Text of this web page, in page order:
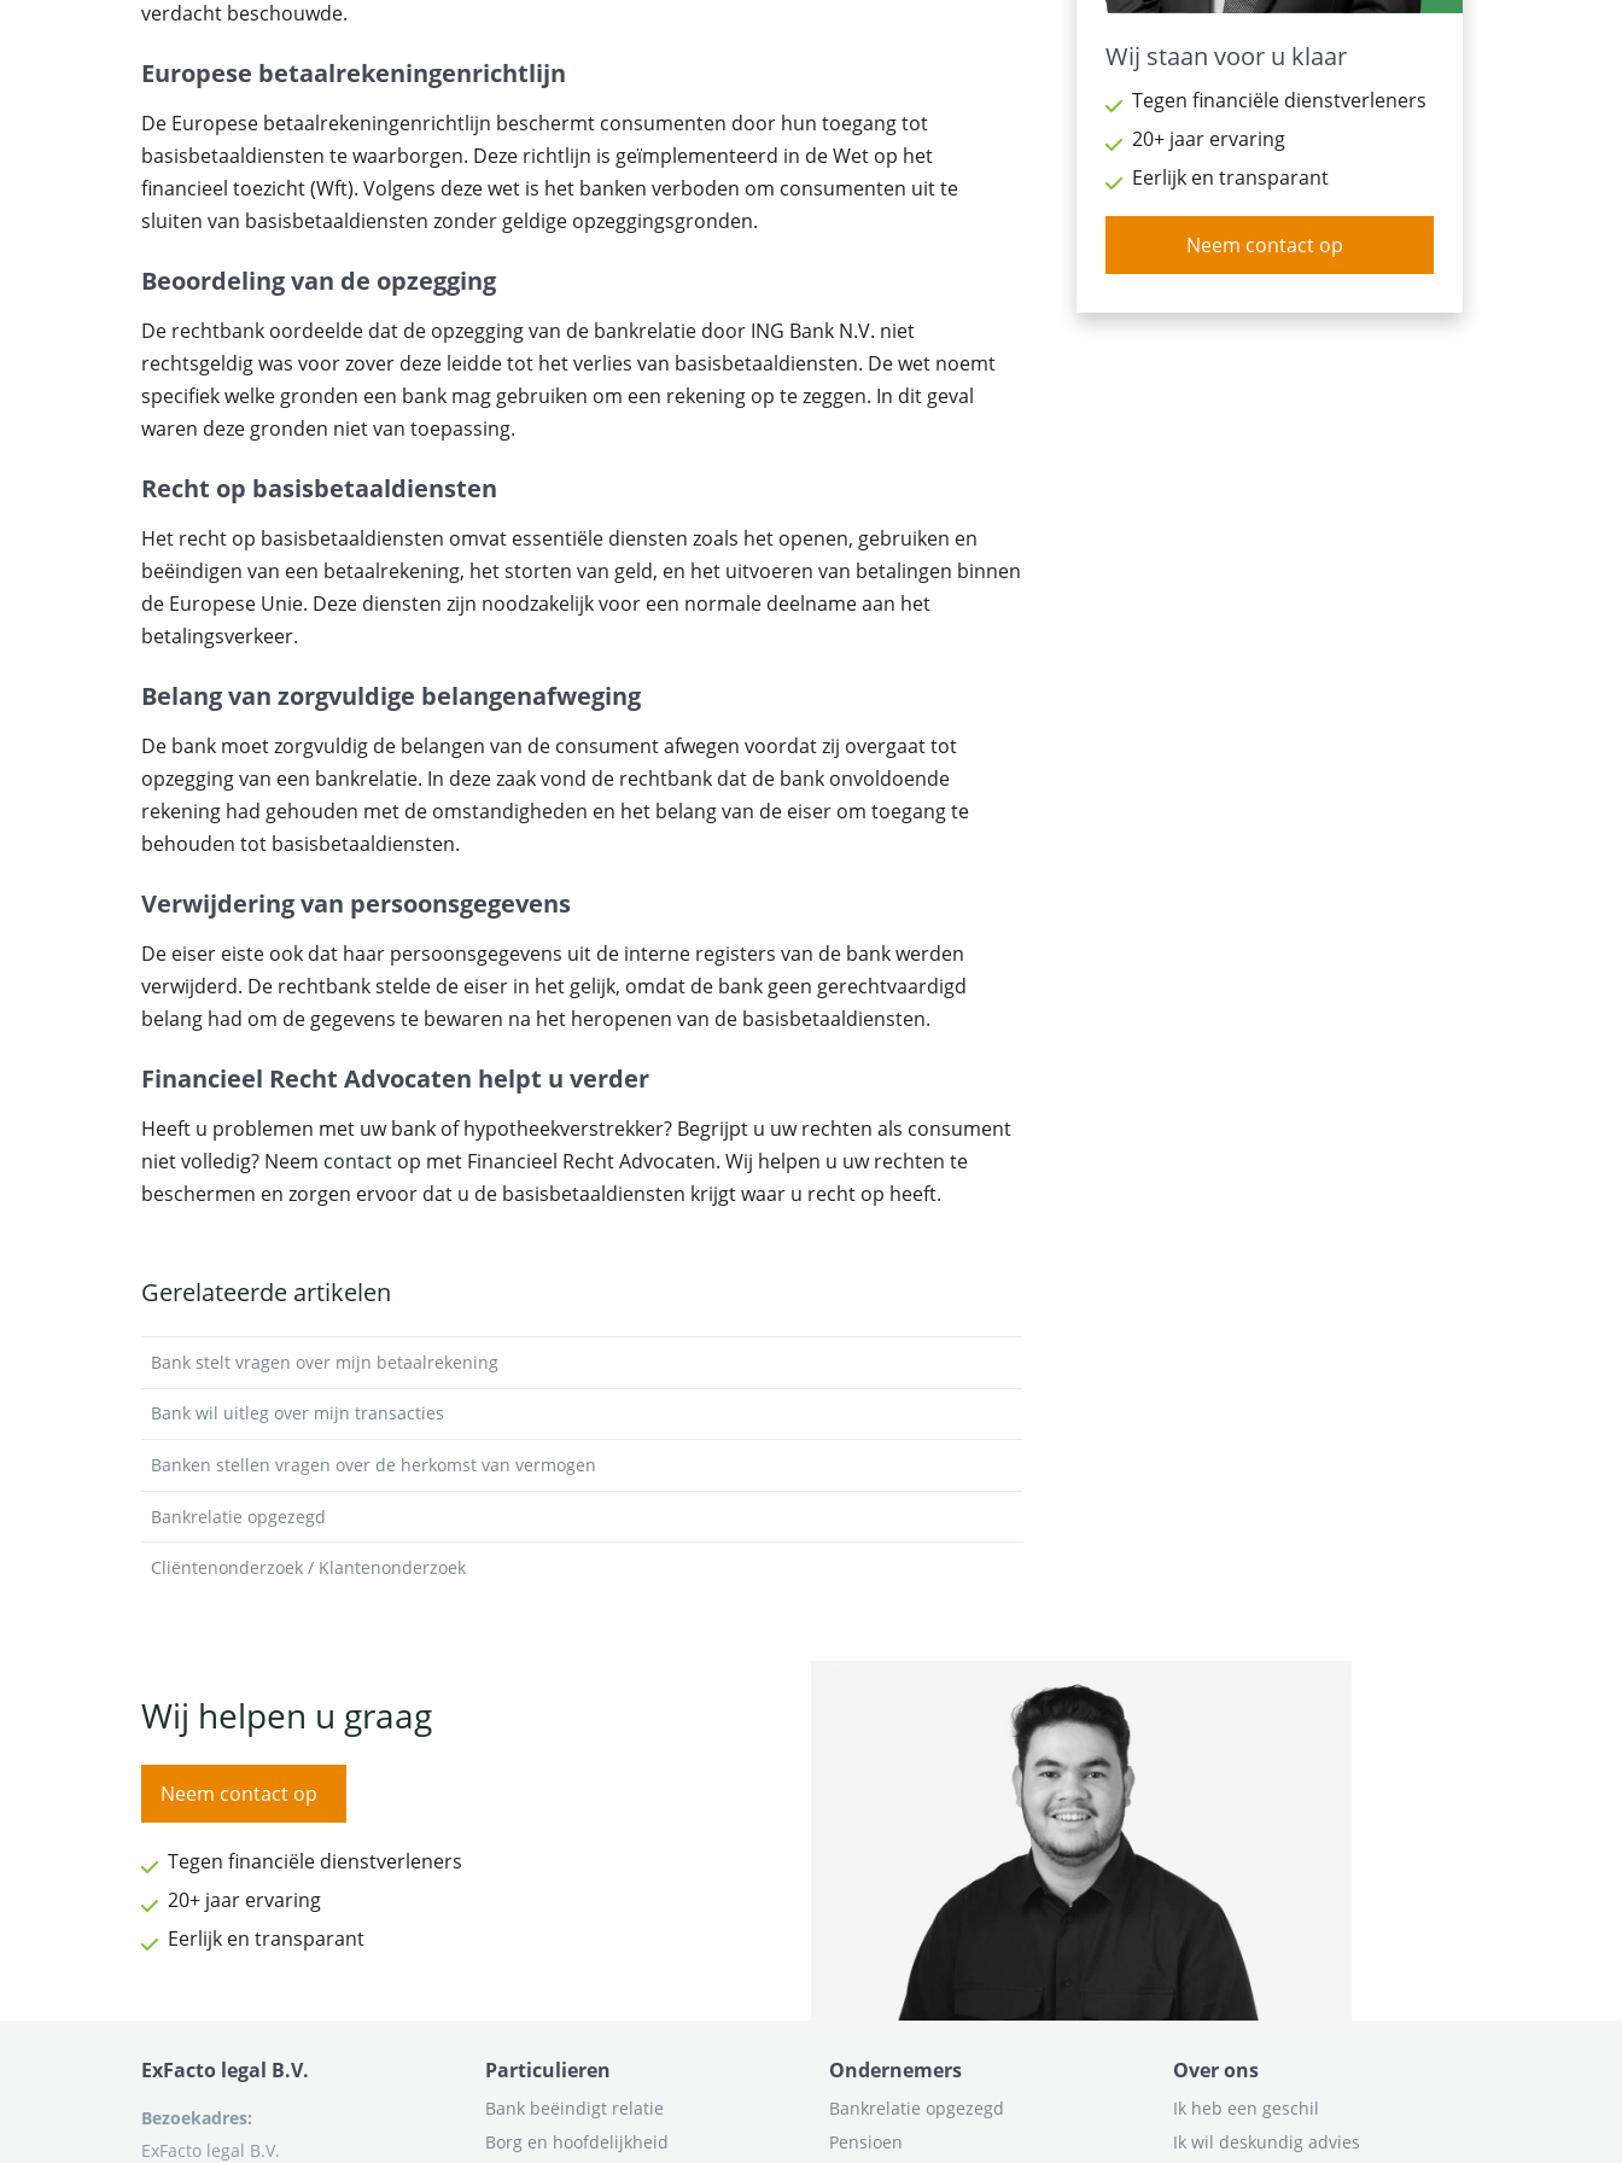
verdacht beschouwde.
Europese betaalrekeningenrichtlijn
De Europese betaalrekeningenrichtlijn beschermt consumenten door hun toegang tot
basisbetaaldiensten te waarborgen. Deze richtlijn is geïmplementeerd in de Wet op het
financieel toezicht (Wft). Volgens deze wet is het banken verboden om consumenten uit te
sluiten van basisbetaaldiensten zonder geldige opzeggingsgronden.
Beoordeling van de opzegging
De rechtbank oordeelde dat de opzegging van de bankrelatie door ING Bank N.V. niet
rechtsgeldig was voor zover deze leidde tot het verlies van basisbetaaldiensten. De wet noemt
specifiek welke gronden een bank mag gebruiken om een rekening op te zeggen. In dit geval
waren deze gronden niet van toepassing.
Recht op basisbetaaldiensten
Het recht op basisbetaaldiensten omvat essentiële diensten zoals het openen, gebruiken en
beëindigen van een betaalrekening, het storten van geld, en het uitvoeren van betalingen binnen
de Europese Unie. Deze diensten zijn noodzakelijk voor een normale deelname aan het
betalingsverkeer.
Belang van zorgvuldige belangenafweging
De bank moet zorgvuldig de belangen van de consument afwegen voordat zij overgaat tot
opzegging van een bankrelatie. In deze zaak vond de rechtbank dat de bank onvoldoende
rekening had gehouden met de omstandigheden en het belang van de eiser om toegang te
behouden tot basisbetaaldiensten.
Verwijdering van persoonsgegevens
De eiser eiste ook dat haar persoonsgegevens uit de interne registers van de bank werden
verwijderd. De rechtbank stelde de eiser in het gelijk, omdat de bank geen gerechtvaardigd
belang had om de gegevens te bewaren na het heropenen van de basisbetaaldiensten.
Financieel Recht Advocaten helpt u verder
Heeft u problemen met uw bank of hypotheekverstrekker? Begrijpt u uw rechten als consument
niet volledig? Neem contact op met Financieel Recht Advocaten. Wij helpen u uw rechten te
beschermen en zorgen ervoor dat u de basisbetaaldiensten krijgt waar u recht op heeft.
Gerelateerde artikelen
Bank stelt vragen over mijn betaalrekening
Bank wil uitleg over mijn transacties
Banken stellen vragen over de herkomst van vermogen
Bankrelatie opgezegd
Cliëntenonderzoek / Klantenonderzoek
Wij staan voor u klaar
Tegen financiële dienstverleners
20+ jaar ervaring
Eerlijk en transparant
Neem contact op
Wij helpen u graag
Neem contact op
Tegen financiële dienstverleners
20+ jaar ervaring
Eerlijk en transparant
ExFacto legal B.V.
Bezoekadres:
ExFacto legal B.V.
Particulieren
Bank beëindigt relatie
Borg en hoofdelijkheid
Ondernemers
Bankrelatie opgezegd
Pensioen
Over ons
Ik heb een geschil
Ik wil deskundig advies